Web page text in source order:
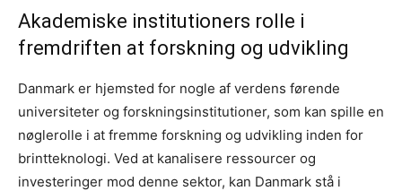
Akademiske institutioners rolle i
fremdriften at forskning og udvikling
Danmark er hjemsted for nogle af verdens førende
universiteter og forskningsinstitutioner, som kan spille en
nøglerolle i at fremme forskning og udvikling inden for
brintteknologi. Ved at kanalisere ressourcer og
investeringer mod denne sektor, kan Danmark stå i